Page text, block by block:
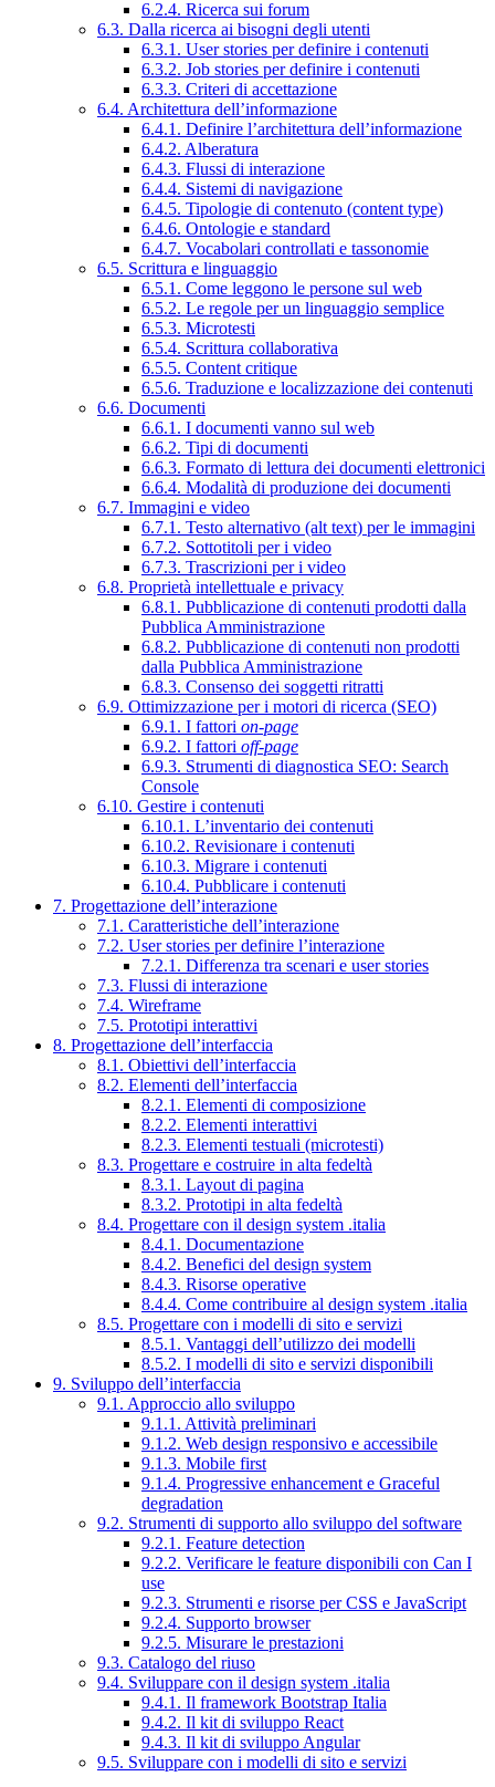
6.2.4. Ricerca sui forum
6.3. Dalla ricerca ai bisogni degli utenti
6.3.1. User stories per definire i contenuti
6.3.2. Job stories per definire i contenuti
6.3.3. Criteri di accettazione
6.4. Architettura dell’informazione
6.4.1. Definire l’architettura dell’informazione
6.4.2. Alberatura
6.4.3. Flussi di interazione
6.4.4. Sistemi di navigazione
6.4.5. Tipologie di contenuto (content type)
6.4.6. Ontologie e standard
6.4.7. Vocabolari controllati e tassonomie
6.5. Scrittura e linguaggio
6.5.1. Come leggono le persone sul web
6.5.2. Le regole per un linguaggio semplice
6.5.3. Microtesti
6.5.4. Scrittura collaborativa
6.5.5. Content critique
6.5.6. Traduzione e localizzazione dei contenuti
6.6. Documenti
6.6.1. I documenti vanno sul web
6.6.2. Tipi di documenti
6.6.3. Formato di lettura dei documenti elettronici
6.6.4. Modalità di produzione dei documenti
6.7. Immagini e video
6.7.1. Testo alternativo (alt text) per le immagini
6.7.2. Sottotitoli per i video
6.7.3. Trascrizioni per i video
6.8. Proprietà intellettuale e privacy
6.8.1. Pubblicazione di contenuti prodotti dalla
Pubblica Amministrazione
6.8.2. Pubblicazione di contenuti non prodotti
dalla Pubblica Amministrazione
6.8.3. Consenso dei soggetti ritratti
6.9. Ottimizzazione per i motori di ricerca (SEO)
6.9.1. I fattori on-page
6.9.2. I fattori off-page
6.9.3. Strumenti di diagnostica SEO: Search
Console
6.10. Gestire i contenuti
6.10.1. L’inventario dei contenuti
6.10.2. Revisionare i contenuti
6.10.3. Migrare i contenuti
6.10.4. Pubblicare i contenuti
7. Progettazione dell’interazione
7.1. Caratteristiche dell’interazione
7.2. User stories per definire l’interazione
7.2.1. Differenza tra scenari e user stories
7.3. Flussi di interazione
7.4. Wireframe
7.5. Prototipi interattivi
8. Progettazione dell’interfaccia
8.1. Obiettivi dell’interfaccia
8.2. Elementi dell’interfaccia
8.2.1. Elementi di composizione
8.2.2. Elementi interattivi
8.2.3. Elementi testuali (microtesti)
8.3. Progettare e costruire in alta fedeltà
8.3.1. Layout di pagina
8.3.2. Prototipi in alta fedeltà
8.4. Progettare con il design system .italia
8.4.1. Documentazione
8.4.2. Benefici del design system
8.4.3. Risorse operative
8.4.4. Come contribuire al design system .italia
8.5. Progettare con i modelli di sito e servizi
8.5.1. Vantaggi dell’utilizzo dei modelli
8.5.2. I modelli di sito e servizi disponibili
9. Sviluppo dell’interfaccia
9.1. Approccio allo sviluppo
9.1.1. Attività preliminari
9.1.2. Web design responsivo e accessibile
9.1.3. Mobile first
9.1.4. Progressive enhancement e Graceful
degradation
9.2. Strumenti di supporto allo sviluppo del software
9.2.1. Feature detection
9.2.2. Verificare le feature disponibili con Can I
use
9.2.3. Strumenti e risorse per CSS e JavaScript
9.2.4. Supporto browser
9.2.5. Misurare le prestazioni
9.3. Catalogo del riuso
9.4. Sviluppare con il design system .italia
9.4.1. Il framework Bootstrap Italia
9.4.2. Il kit di sviluppo React
9.4.3. Il kit di sviluppo Angular
9.5. Sviluppare con i modelli di sito e servizi